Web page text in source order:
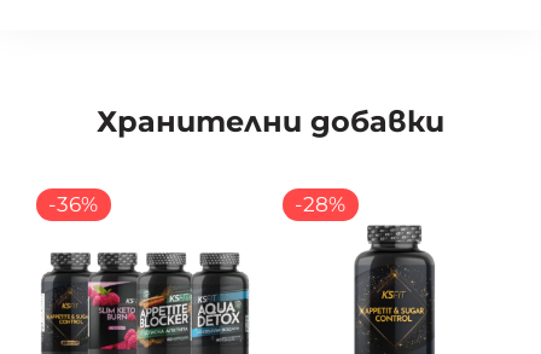
Хранителни добавки
-36% -28%